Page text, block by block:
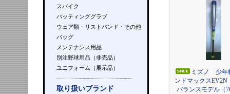
スパイク
バッティンググラブ
ウェア類・リストバンド・その他
バッグ
メンテナンス用品
別注野球用品（非売品）
ユニフォーム（展示品）
取り扱いブランド
ミズノ 少年
ンドマックス
バランスモデル（